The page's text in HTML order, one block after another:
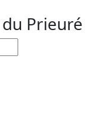
Prieuré